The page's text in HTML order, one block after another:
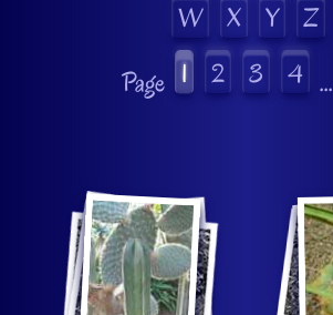
W
X Y
Z
Page 1 2 3 4 ...